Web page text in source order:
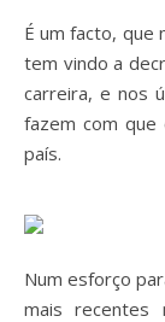
É um facto, que
tem vindo a
carreira, e nos
fazem com que
país.
Num esforço
mais recentes